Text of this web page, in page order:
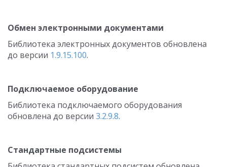
Обмен электронными документами
Библиотека электронных документов обновлена
до версии 1.9.15.100.
Подключаемое оборудование
Библиотека подключаемого оборудования
обновлена до версии 3.2.9.8.
Стандартные подсистемы